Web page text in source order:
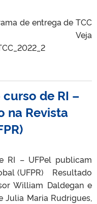
de entrega de TCC
2, Veja
de RI –
na Revista
RI – UFPel publicam
(UFPR) Resultado
William Daldegan e
Julia Maria Rudrigues,